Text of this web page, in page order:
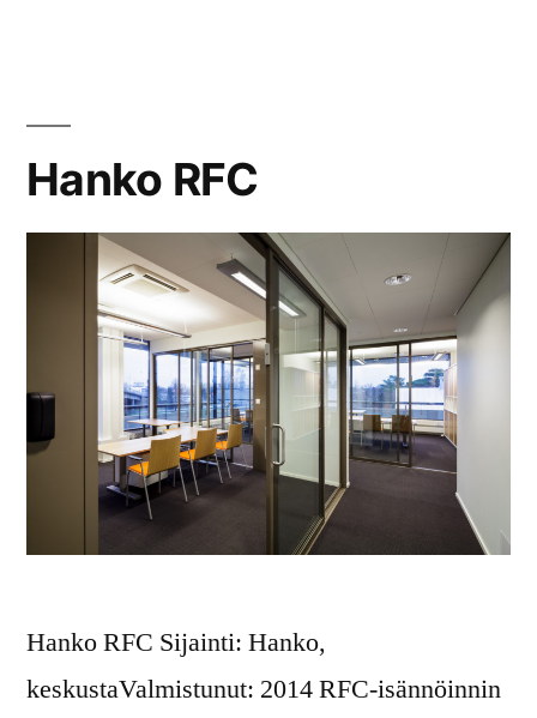
Hanko RFC
Hanko RFC Sijainti: Hanko,
keskustaValmistunut: 2014 RFC-isännöinnin